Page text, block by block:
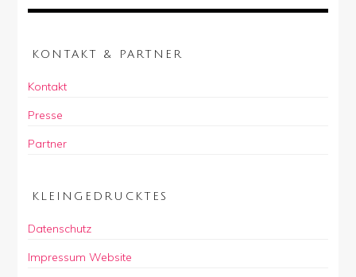
KONTAKT & PARTNER
Kontakt
Presse
Partner
KLEINGEDRUCKTES
Datenschutz
Impressum Website